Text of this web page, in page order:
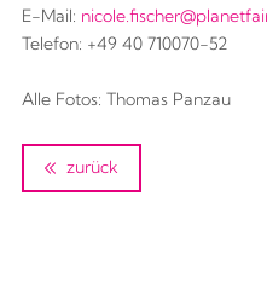
E-Mail:
Telefon: +49 40 710070-52
Alle Fotos: Thomas Panzau
zurück